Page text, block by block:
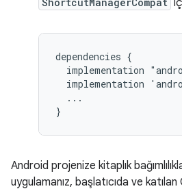
dependencies
implementation
implementation
...
Android projenize kitaplık
uygulamanız, başlatıcıda ve